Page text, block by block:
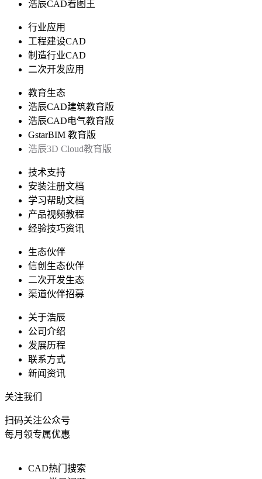
浩辰CAD看图王
行业应用
工程建设CAD
制造行业CAD
二次开发应用
教育生态
浩辰CAD建筑教育版
浩辰CAD电气教育版
GstarBIM 教育版
浩辰3D Cloud教育版
技术支持
安装注册文档
学习帮助文档
产品视频教程
经验技巧资讯
生态伙伴
信创生态伙伴
二次开发生态
渠道伙伴招募
关于浩辰
公司介绍
发展历程
联系方式
新闻资讯
关注我们
扫码关注公众号
每月领专属优惠
CAD热门搜索